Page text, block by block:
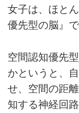
女子は、ほと
優先型の脳』で
空間認知優先
かというと、
せ、空間の距
知する神経回